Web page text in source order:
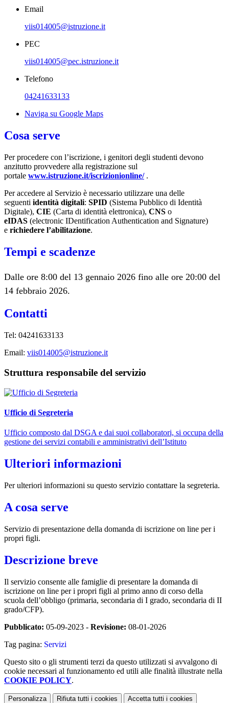
Email
viis014005@istruzione.it
PEC
viis014005@pec.istruzione.it
Telefono
04241633133
Naviga su Google Maps
Cosa serve
Per procedere con l’iscrizione, i genitori degli studenti devono
anzitutto provvedere alla registrazione sul
portale www.istruzione.it/iscrizionionline/ .
Per accedere al Servizio è necessario utilizzare una delle
seguenti identità digitali: SPID (Sistema Pubblico di Identità
Digitale), CIE (Carta di identità elettronica), CNS o
eIDAS (electronic IDentification Authentication and Signature)
e richiedere l’abilitazione.
Tempi e scadenze
Dalle ore 8:00 del 13 gennaio 2026 fino alle ore 20:00 del
14 febbraio 2026.
Contatti
Tel: 04241633133
Email: viis014005@istruzione.it
Struttura responsabile del servizio
Ufficio di Segreteria
Ufficio composto dal DSGA e dai suoi collaboratori, si occupa della
gestione dei servizi contabili e amministrativi dell’Istituto
Ulteriori informazioni
Per ulteriori informazioni su questo servizio contattare la segreteria.
A cosa serve
Servizio di presentazione della domanda di iscrizione on line per i
propri figli.
Descrizione breve
Il servizio consente alle famiglie di presentare la domanda di
iscrizione on line per i propri figli al primo anno di corso della
scuola dell’obbligo (primaria, secondaria di I grado, secondaria di II
grado/CFP).
Pubblicato: 05-09-2023 - Revisione: 08-01-2026
Tag pagina: Servizi
Questo sito o gli strumenti terzi da questo utilizzati si avvalgono di
cookie necessari al funzionamento ed utili alle finalità illustrate nella
COOKIE POLICY.
Personalizza Rifiuta tutti i cookies Accetta tutti i cookies